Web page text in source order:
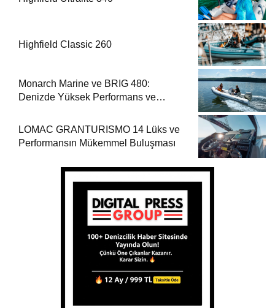
Highfield Classic 260
Monarch Marine ve BRIG 480:
Denizde Yüksek Performans ve
LOMAC GRANTURISMO 14 Lüks ve
Performansın Mükemmel Buluşması